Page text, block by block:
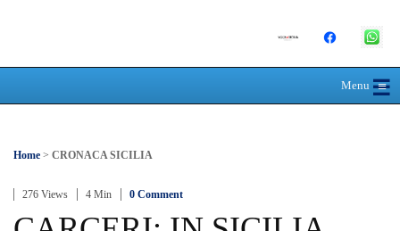
Menu≡
☰
Home > CRONACA SICILIA
276 Views 4 Min 0 Comment